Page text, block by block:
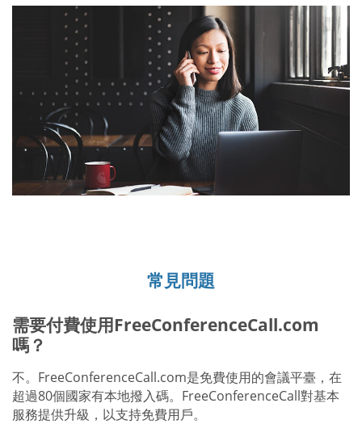
常見問題
需要付費使用FreeConferenceCall.com
嗎？
不。FreeConferenceCall.com是免費使用的會議平臺，在
超過80個國家有本地撥入碼。FreeConferenceCall對基本
服務提供升級，以支持免費用戶。